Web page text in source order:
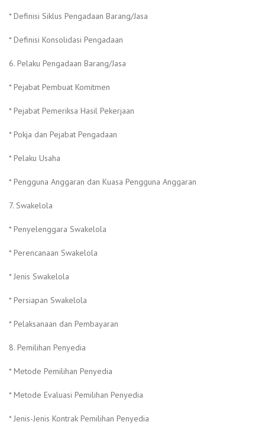
* Definisi Siklus Pengadaan Barang/Jasa
* Definisi Konsolidasi Pengadaan
6. Pelaku Pengadaan Barang/Jasa
* Pejabat Pembuat Komitmen
* Pejabat Pemeriksa Hasil Pekerjaan
* Pokja dan Pejabat Pengadaan
* Pelaku Usaha
* Pengguna Anggaran dan Kuasa Pengguna Anggaran
7. Swakelola
* Penyelenggara Swakelola
* Perencanaan Swakelola
* Jenis Swakelola
* Persiapan Swakelola
* Pelaksanaan dan Pembayaran
8. Pemilihan Penyedia
* Metode Pemilihan Penyedia
* Metode Evaluasi Pemilihan Penyedia
* Jenis-Jenis Kontrak Pemilihan Penyedia